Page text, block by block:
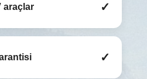
araçlar ✓
✓